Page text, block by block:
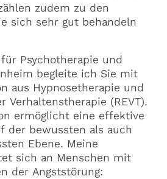
zudem zu den
sich sehr gut behandeln
Psychotherapie und
begleite ich Sie mit
aus Hypnosetherapie und
Verhaltenstherapie (REVT).
ermöglicht eine effektive
der bewussten als auch
Ebene. Meine
sich an Menschen mit
der Angststörung: